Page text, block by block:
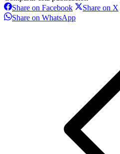
Share on FacebookShare
on
Facebook
Share on X
Share on WhatsAppShare